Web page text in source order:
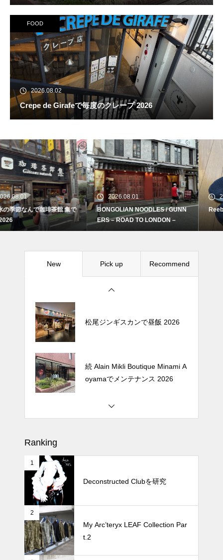
FOOD
2026.08.02
Crepe de Girafeで毎度のクレープ 2026
2026.08.01
BONGOLIAN NOODLES / GUNN
ERS – ROAD TO LONDON –
2026.08.01
Reebok INSTAPUMP FURY 95
New Pick up Recommend
続 Alain Mikli Boutique Minami A
oyamaでメンテナンス 2026
Crepe de Girafeで毎度のクレー
プ 2026
oyamaでメンテナンス 2026
Crepe de Girafeで毎度のクレー
プ 2026
oyamaでメンテナンス 2026
プ 2026
Ranking
1
Deconstructed Clubを研究
2
My Arc’teryx LEAF Collection Par
t.2